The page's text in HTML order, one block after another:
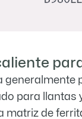
para llantas
matriz de